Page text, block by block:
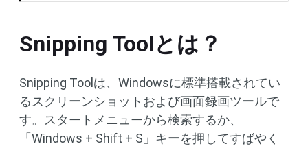
Snipping Toolとは？
Snipping Toolは、Windowsに標準搭載されてい
るスクリーンショットおよび画面録画ツールで
す。スタートメニューから検索するか、
「Windows + Shift + S」キーを押してすばやく